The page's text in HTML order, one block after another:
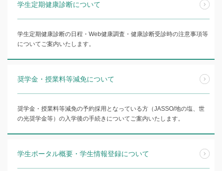
学生定期健康診断について
学生定期健康診断の日程・Web健康調査・健康診断受診時の注意事項等
についてご案内いたします。
奨学金・授業料等減免について
奨学金・授業料等減免の予約採用となっている方（JASSO/地の塩、世
の光奨学金等）の入学後の手続きについてご案内いたします。
学生ポータル概要・学生情報登録について